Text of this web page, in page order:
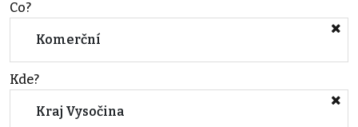
Co?
Komerční
Kde?
Kraj Vysočina